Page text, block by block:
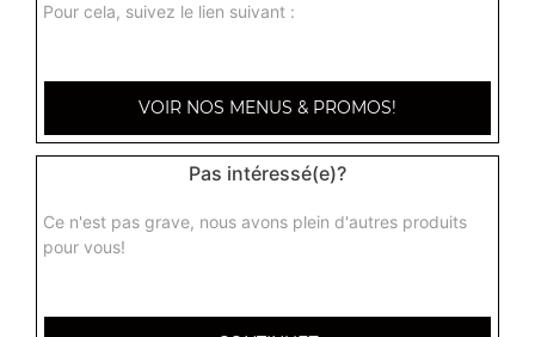
Pour cela, suivez le lien suivant :
VOIR NOS MENUS & PROMOS!
Pas intéressé(e)?
Ce n'est pas grave, nous avons plein d'autres produits
pour vous!